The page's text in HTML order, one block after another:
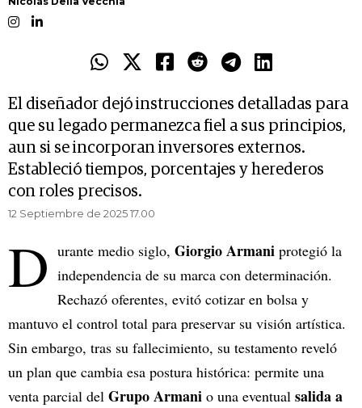
El diseñador dejó instrucciones detalladas para
que su legado permanezca fiel a sus principios,
aun si se incorporan inversores externos.
Estableció tiempos, porcentajes y herederos
con roles precisos.
12 Septiembre de 2025 17.00
D urante medio siglo, Giorgio Armani protegió la
independencia de su marca con determinación.
Rechazó oferentes, evitó cotizar en bolsa y
mantuvo el control total para preservar su visión artística.
Sin embargo, tras su fallecimiento, su testamento reveló
un plan que cambia esa postura histórica: permite una
venta parcial del Grupo Armani o una eventual salida a